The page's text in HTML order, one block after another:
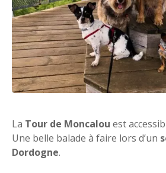
La Tour de Moncalou est
Une belle balade à faire lors d’un
Dordogne.